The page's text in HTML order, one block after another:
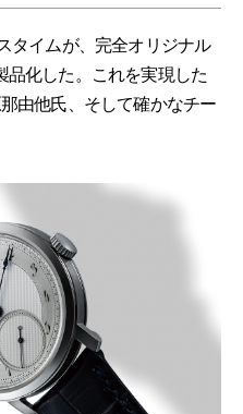
タイムが、完全オリジナル
品化した。これを実現した
由他氏、そして確かなチー